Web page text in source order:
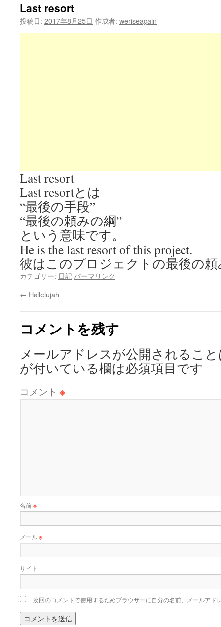
Last resort
投稿日: 2017年8月25日 作成者: weriseagain
Last resort
Last resortとは
“最後の手段”
“最後の頼みの綱”
という意味です。
He is the last resort of this project.
彼はこのプロジェクトの最後の
カテゴリー: 日記 パーマリンク
← Hallelujah
コメントを残す
メールアドレスが公開されるこ
が付いている欄は必須項目です
コメント ※
名前※
メール※
サイト
次回のコメントで使用するためブラウザーに自分の名前、メールアド